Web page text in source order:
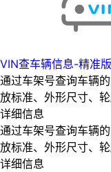
VIN查车辆信息-精准版
通过车架号查询车辆
放标准、外形尺寸、
详细信息
通过车架号查询车辆
放标准、外形尺寸、
详细信息